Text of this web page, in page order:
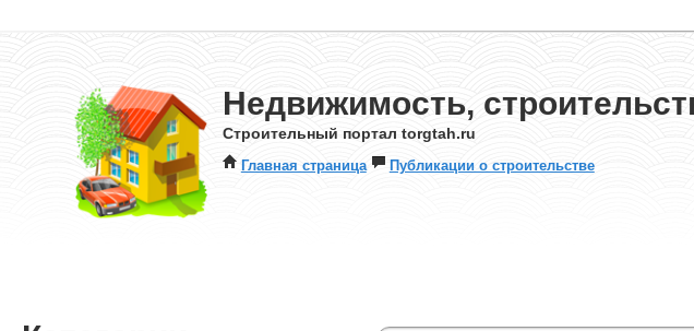
Недвижимость,
Строительный портал torgtah.ru
Главная страница Публикации о строительстве